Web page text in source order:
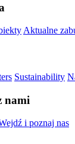
Aktualne
Sustainability
nami
i poznaj nas